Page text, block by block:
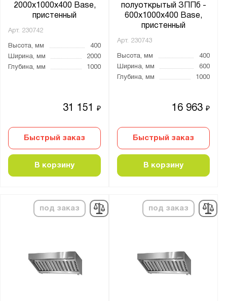
2000x1000x400 Base,
пристенный
Арт. 230742
Высота, мм
400
Ширина, мм
2000
Глубина, мм
1000
31 151₽
Быстрый заказ
В корзину
полуоткрытый ЗППб -
600x1000x400 Base,
пристенный
Арт. 230743
Высота, мм
400
Ширина, мм
600
Глубина, мм
1000
16 963₽
Быстрый заказ
В корзину
под заказ под заказ